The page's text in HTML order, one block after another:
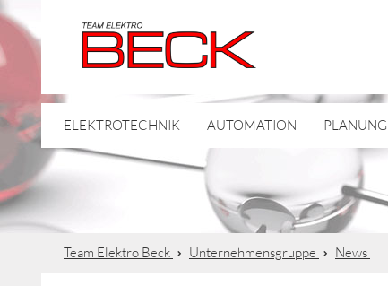
ELEKTROTECHNIK AUTOMATION PLANUNG
Team Elektro Beck Unternehmensgruppe News